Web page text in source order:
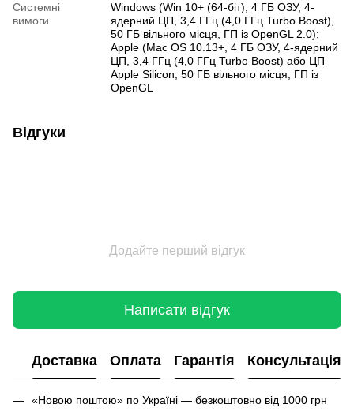
Системні
вимоги
Windows (Win 10+ (64-біт), 4 ГБ ОЗУ, 4-
ядерний ЦП, 3,4 ГГц (4,0 ГГц Turbo Boost),
50 ГБ вільного місця, ГП із OpenGL 2.0);
Apple (Mac OS 10.13+, 4 ГБ ОЗУ, 4-ядерний
ЦП, 3,4 ГГц (4,0 ГГц Turbo Boost) або ЦП
Apple Silicon, 50 ГБ вільного місця, ГП із
OpenGL
Відгуки
Додайте перший відгук
Написати відгук
Доставка Оплата Гарантія Консультація
«Новою поштою» по Україні — безкоштовно від 1000 грн